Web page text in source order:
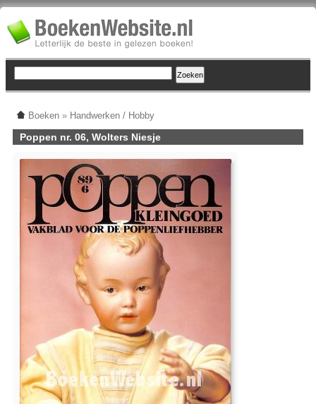
Boeken » Handwerken / Hobby
Poppen nr. 06, Wolters Niesje